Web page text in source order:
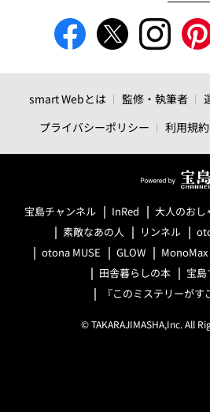
smart Webとは 監修・執筆者
プライバシーポリシー
利用規約
宝島チャンネル InRed 大人のおし
素敵なあの人
リンネル
otona MUSE
GLOW MonoMax
田舎暮らしの本
宝島
『このミステリーがす
© TAKARAJIMASHA,Inc. All